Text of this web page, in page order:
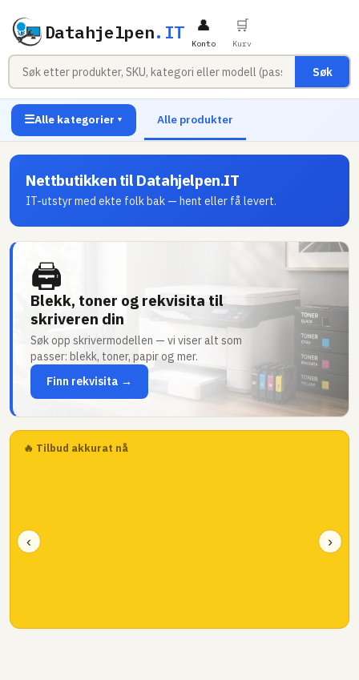
Datahjelpen.IT
Søk
👤
Konto
🛒
Kurv
☰Alle kategorier ▼ Alle produkter
Nettbutikken til Datahjelpen.IT
IT-utstyr med ekte folk bak — hent eller få levert.
🖨
Blekk, toner og rekvisita til
skriveren din
Søk opp skrivermodellen — vi viser alt som
passer: blekk, toner, papir og mer.
Finn rekvisita →
🔥 Tilbud akkurat nå
‹ ›